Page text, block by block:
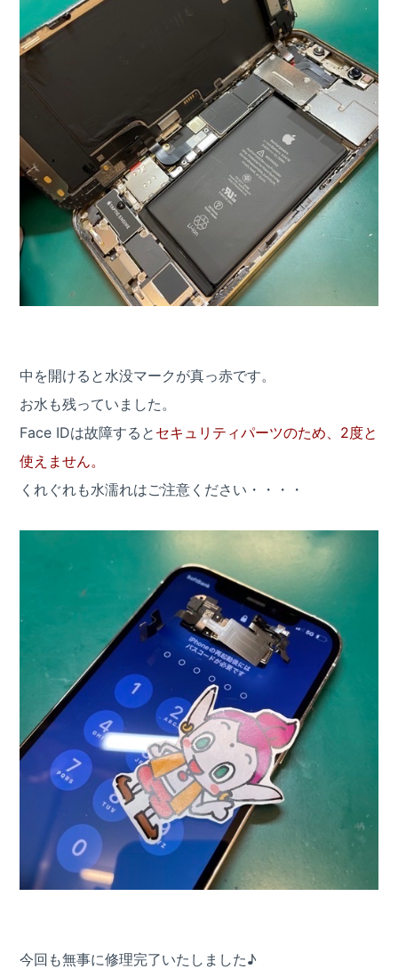
中を開けると水没マークが真っ赤です。
お水も残っていました。
Face IDは故障すると セキュリティパーツのため、2度と
使えません。
くれぐれも水濡れはご注意ください・・・・
今回も無事に修理完了いたしました♪